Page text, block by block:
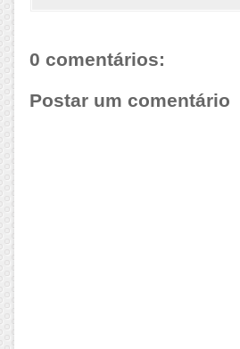
0 comentários:
Postar um comentário